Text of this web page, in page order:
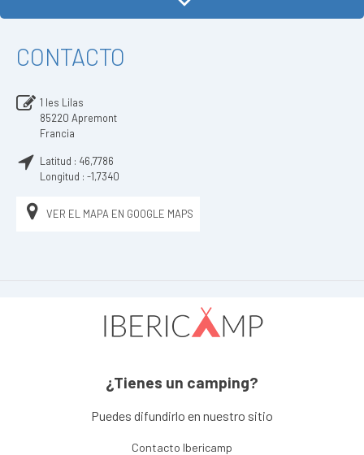
CONTACTO
1 les Lilas
85220 Apremont
Francia
Latitud : 46,7786
Longitud : -1,7340
VER EL MAPA EN GOOGLE MAPS
¿Tienes un camping?
Puedes difundirlo en nuestro sitio
Contacto Ibericamp